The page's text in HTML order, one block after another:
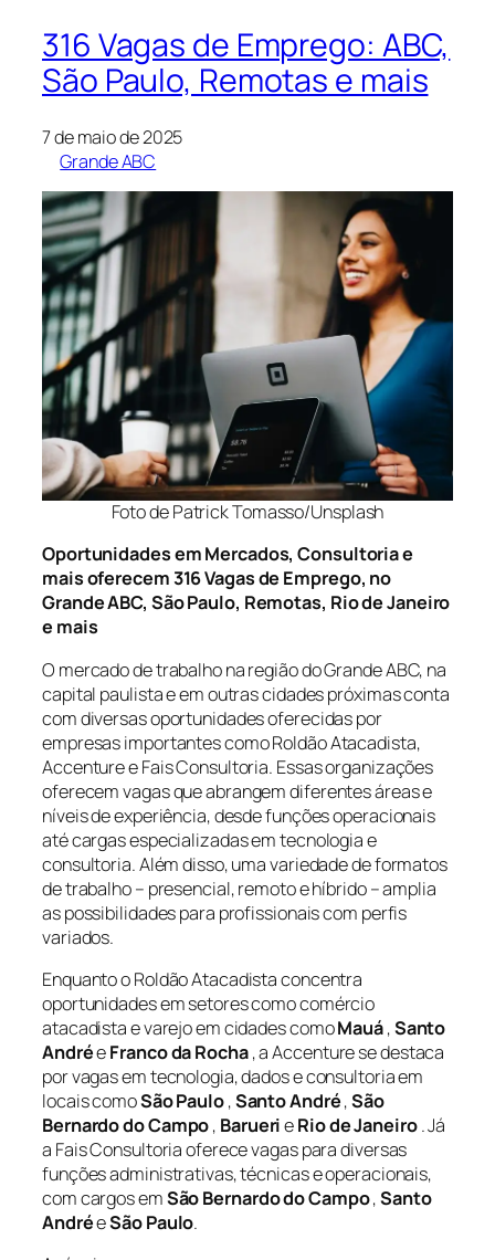
316 Vagas de Emprego: ABC,
São Paulo, Remotas e mais
7 de maio de 2025
Grande ABC
Foto de Patrick Tomasso/Unsplash
Oportunidades em Mercados, Consultoria e
mais oferecem 316 Vagas de Emprego, no
Grande ABC, São Paulo, Remotas, Rio de Janeiro
e mais
O mercado de trabalho na região do Grande ABC, na
capital paulista e em outras cidades próximas conta
com diversas oportunidades oferecidas por
empresas importantes como Roldão Atacadista,
Accenture e Fais Consultoria. Essas organizações
oferecem vagas que abrangem diferentes áreas e
níveis de experiência, desde funções operacionais
até cargas especializadas em tecnologia e
consultoria. Além disso, uma variedade de formatos
de trabalho – presencial, remoto e híbrido – amplia
as possibilidades para profissionais com perfis
variados.
Enquanto o Roldão Atacadista concentra
oportunidades em setores como comércio
atacadista e varejo em cidades comoMauá,Santo
AndréeFranco da Rocha, a Accenture se destaca
por vagas em tecnologia, dados e consultoria em
locais comoSão Paulo,Santo André,São
Bernardo do Campo, BaruerieRio de Janeiro. Já
a Fais Consultoria oferece vagas para diversas
funções administrativas, técnicas e operacionais,
com cargos emSão Bernardo do Campo,Santo
AndréeSão Paulo.